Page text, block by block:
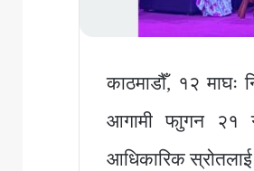
काठमाडौँ, १२ माघः
आगामी फाुगन २१
आधिकारिक स्रोतलाई